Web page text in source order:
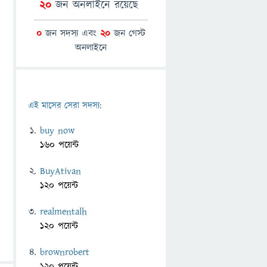
20জন অনলাইনে রয়েছে
0 জন সদস্য এবং 20 জন গেস্ট
অনলাইনে
এই মাসের সেরা সদস্য:
buy now
160 পয়েন্ট
BuyAtivan
120 পয়েন্ট
realmentalh
120 পয়েন্ট
brownrobert